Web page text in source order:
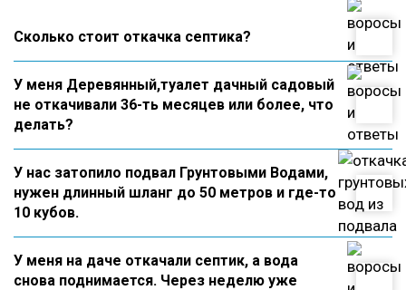
Сколько стоит откачка септика?
У меня Деревянный,туалет дачный садовый
не откачивали 36-ть месяцев или более, что
делать?
У нас затопило подвал Грунтовыми Водами,
нужен длинный шланг до 50 метров и где-то
10 кубов.
У меня на даче откачали септик, а вода
снова поднимается. Через неделю уже